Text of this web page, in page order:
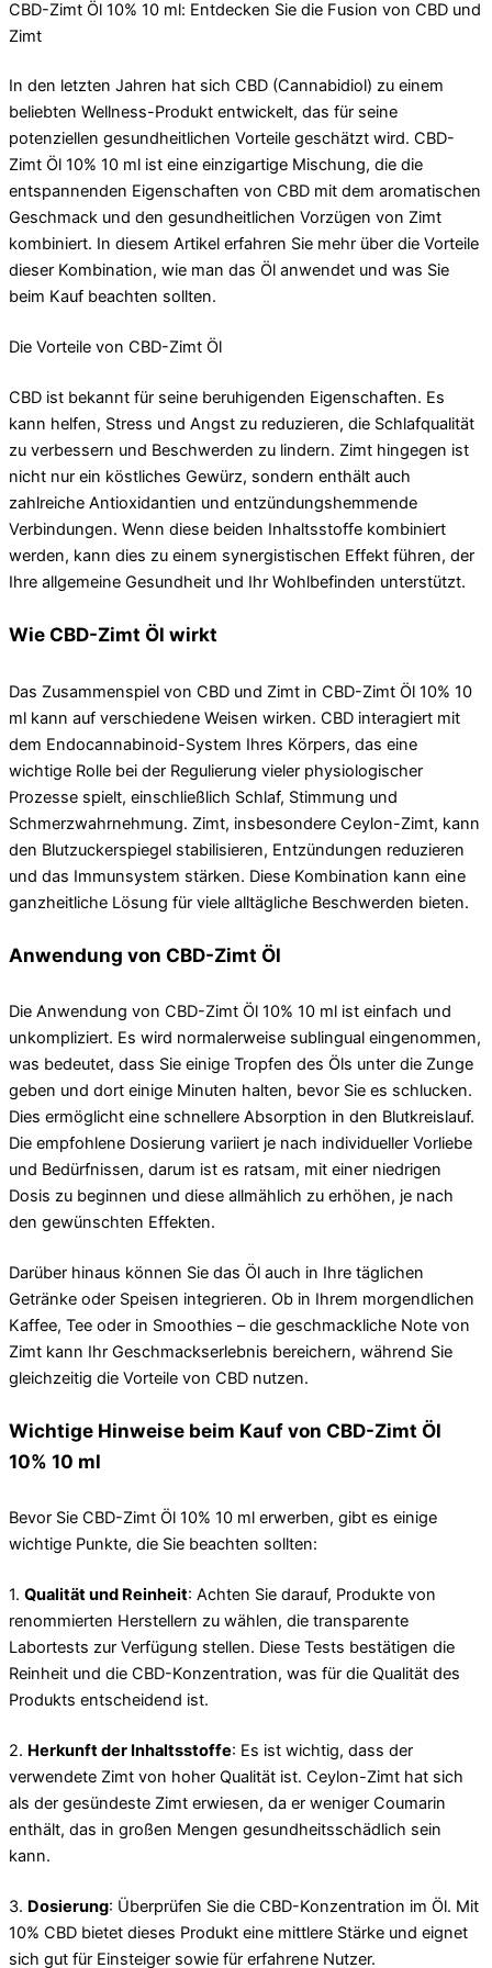
CBD-Zimt Öl 10% 10 ml: Entdecken Sie die Fusion von CBD und
Zimt
In den letzten Jahren hat sich CBD (Cannabidiol) zu einem
beliebten Wellness-Produkt entwickelt, das für seine
potenziellen gesundheitlichen Vorteile geschätzt wird. CBD-
Zimt Öl 10% 10 ml ist eine einzigartige Mischung, die die
entspannenden Eigenschaften von CBD mit dem aromatischen
Geschmack und den gesundheitlichen Vorzügen von Zimt
kombiniert. In diesem Artikel erfahren Sie mehr über die Vorteile
dieser Kombination, wie man das Öl anwendet und was Sie
beim Kauf beachten sollten.
Die Vorteile von CBD-Zimt Öl
CBD ist bekannt für seine beruhigenden Eigenschaften. Es
kann helfen, Stress und Angst zu reduzieren, die Schlafqualität
zu verbessern und Beschwerden zu lindern. Zimt hingegen ist
nicht nur ein köstliches Gewürz, sondern enthält auch
zahlreiche Antioxidantien und entzündungshemmende
Verbindungen. Wenn diese beiden Inhaltsstoffe kombiniert
werden, kann dies zu einem synergistischen Effekt führen, der
Ihre allgemeine Gesundheit und Ihr Wohlbefinden unterstützt.
Wie CBD-Zimt Öl wirkt
Das Zusammenspiel von CBD und Zimt in CBD-Zimt Öl 10% 10
ml kann auf verschiedene Weisen wirken. CBD interagiert mit
dem Endocannabinoid-System Ihres Körpers, das eine
wichtige Rolle bei der Regulierung vieler physiologischer
Prozesse spielt, einschließlich Schlaf, Stimmung und
Schmerzwahrnehmung. Zimt, insbesondere Ceylon-Zimt, kann
den Blutzuckerspiegel stabilisieren, Entzündungen reduzieren
und das Immunsystem stärken. Diese Kombination kann eine
ganzheitliche Lösung für viele alltägliche Beschwerden bieten.
Anwendung von CBD-Zimt Öl
Die Anwendung von CBD-Zimt Öl 10% 10 ml ist einfach und
unkompliziert. Es wird normalerweise sublingual eingenommen,
was bedeutet, dass Sie einige Tropfen des Öls unter die Zunge
geben und dort einige Minuten halten, bevor Sie es schlucken.
Dies ermöglicht eine schnellere Absorption in den Blutkreislauf.
Die empfohlene Dosierung variiert je nach individueller Vorliebe
und Bedürfnissen, darum ist es ratsam, mit einer niedrigen
Dosis zu beginnen und diese allmählich zu erhöhen, je nach
den gewünschten Effekten.
Darüber hinaus können Sie das Öl auch in Ihre täglichen
Getränke oder Speisen integrieren. Ob in Ihrem morgendlichen
Kaffee, Tee oder in Smoothies – die geschmackliche Note von
Zimt kann Ihr Geschmackserlebnis bereichern, während Sie
gleichzeitig die Vorteile von CBD nutzen.
Wichtige Hinweise beim Kauf von CBD-Zimt Öl
10% 10 ml
Bevor Sie CBD-Zimt Öl 10% 10 ml erwerben, gibt es einige
wichtige Punkte, die Sie beachten sollten:
1. Qualität und Reinheit: Achten Sie darauf, Produkte von
renommierten Herstellern zu wählen, die transparente
Labortests zur Verfügung stellen. Diese Tests bestätigen die
Reinheit und die CBD-Konzentration, was für die Qualität des
Produkts entscheidend ist.
2. Herkunft der Inhaltsstoffe: Es ist wichtig, dass der
verwendete Zimt von hoher Qualität ist. Ceylon-Zimt hat sich
als der gesündeste Zimt erwiesen, da er weniger Coumarin
enthält, das in großen Mengen gesundheitsschädlich sein
kann.
3. Dosierung: Überprüfen Sie die CBD-Konzentration im Öl. Mit
10% CBD bietet dieses Produkt eine mittlere Stärke und eignet
sich gut für Einsteiger sowie für erfahrene Nutzer.